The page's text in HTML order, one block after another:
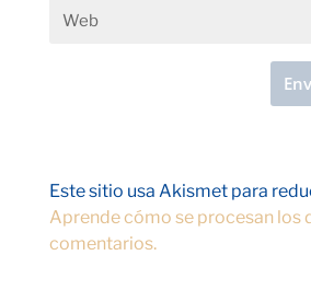
Este sitio usa Akismet para
Aprende cómo se procesan los
comentarios.